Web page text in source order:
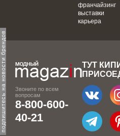
подпишитесь на новости брендов
франчайзинг
выставки
карьера
Звоните по всем
вопросам
8-800-600-
40-21
ТУТ